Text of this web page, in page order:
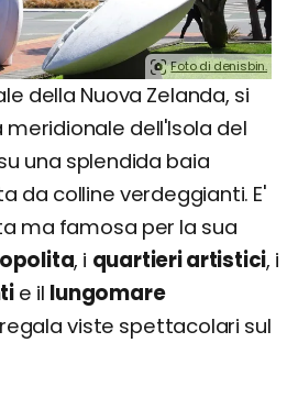
Foto di denisbin.
della Nuova Zelanda, si
dell'Isola del
una splendida baia
da colline verdeggianti. E'
ma famosa per la sua
, i quartieri artistici, i
e il lungomare
viste spettacolari sul